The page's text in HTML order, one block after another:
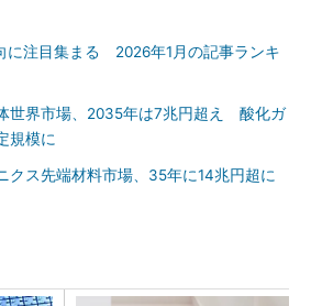
に注目集まる 2026年1月の記事ランキ
世界市場、2035年は7兆円超え 酸化ガ
規模に
クス先端材料市場、35年に14兆円超に